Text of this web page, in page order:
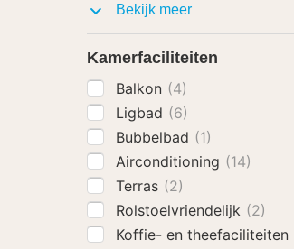
Bekijk meerFaciliteiten
Kamerfaciliteiten
Balkon (4)
Ligbad (6)
Bubbelbad (1)
Airconditioning (14)
Terras (2)
Rolstoelvriendelijk (2)
Koffie- en theefaciliteiten